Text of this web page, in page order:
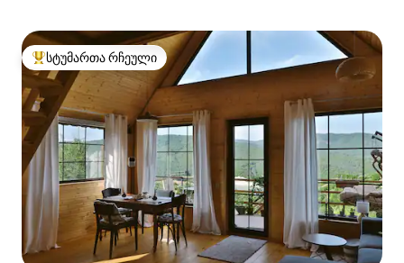
სტუმართა რჩეული მოწინავე ვარიანტი
სტუმართა რჩეული